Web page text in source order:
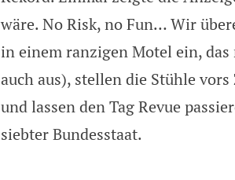
wäre. No Risk, no Fun… Wir
in einem ranzigen Motel ein,
auch aus), stellen die Stühle
und lassen den Tag Revue
siebter Bundesstaat.